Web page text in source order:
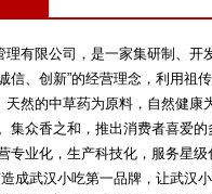
理有限公司，是一家集研制、
信、创新”的经营理念，利用
天然的中草药为原料，自然健
集众香之和，推出消费者喜爱
专业化，生产科技化，服务星
造成武汉小吃第一品牌，让武